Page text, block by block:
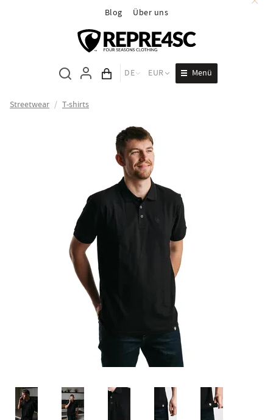
Blog Über uns
Inhalt des Wagens
DE EUR Menü
Streetwear / T-shirts